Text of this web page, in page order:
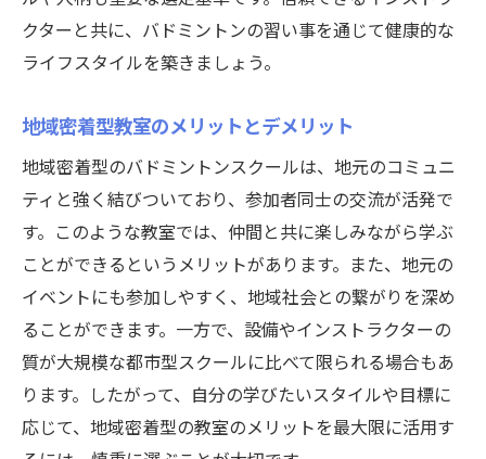
ライフスタイルに合わせたレッスン参加法
群馬県でのバドミントン習い事があなたに与え
大会出場を目指したチャレンジのすすめ
新しい技術習得を目指す学びの場
バドミントンでの自己成長を促す方法
困難を乗り越えることで得られる達成感
チャレンジ精神を育むためのメンタル強化
バドミントンを通じた目標達成のプロセス
クターと共に、バドミントンの習い事を通じて健康的な
ライフスタイルを築きましょう。
地域密着型教室のメリットとデメリット
地域密着型のバドミントンスクールは、地元のコミュニ
ティと強く結びついており、参加者同士の交流が活発で
す。このような教室では、仲間と共に楽しみながら学ぶ
ことができるというメリットがあります。また、地元の
イベントにも参加しやすく、地域社会との繋がりを深め
ることができます。一方で、設備やインストラクターの
質が大規模な都市型スクールに比べて限られる場合もあ
ります。したがって、自分の学びたいスタイルや目標に
応じて、地域密着型の教室のメリットを最大限に活用す